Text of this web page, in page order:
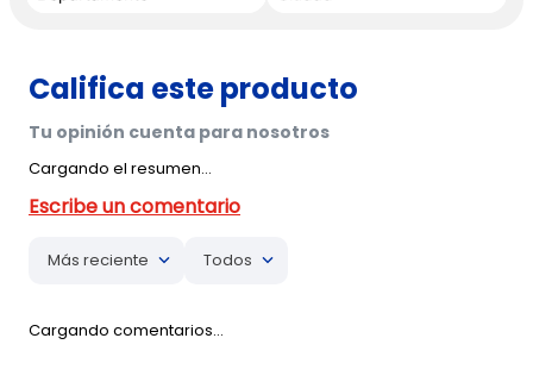
Cargando el resumen…
Más reciente Todos
Cargando comentarios…